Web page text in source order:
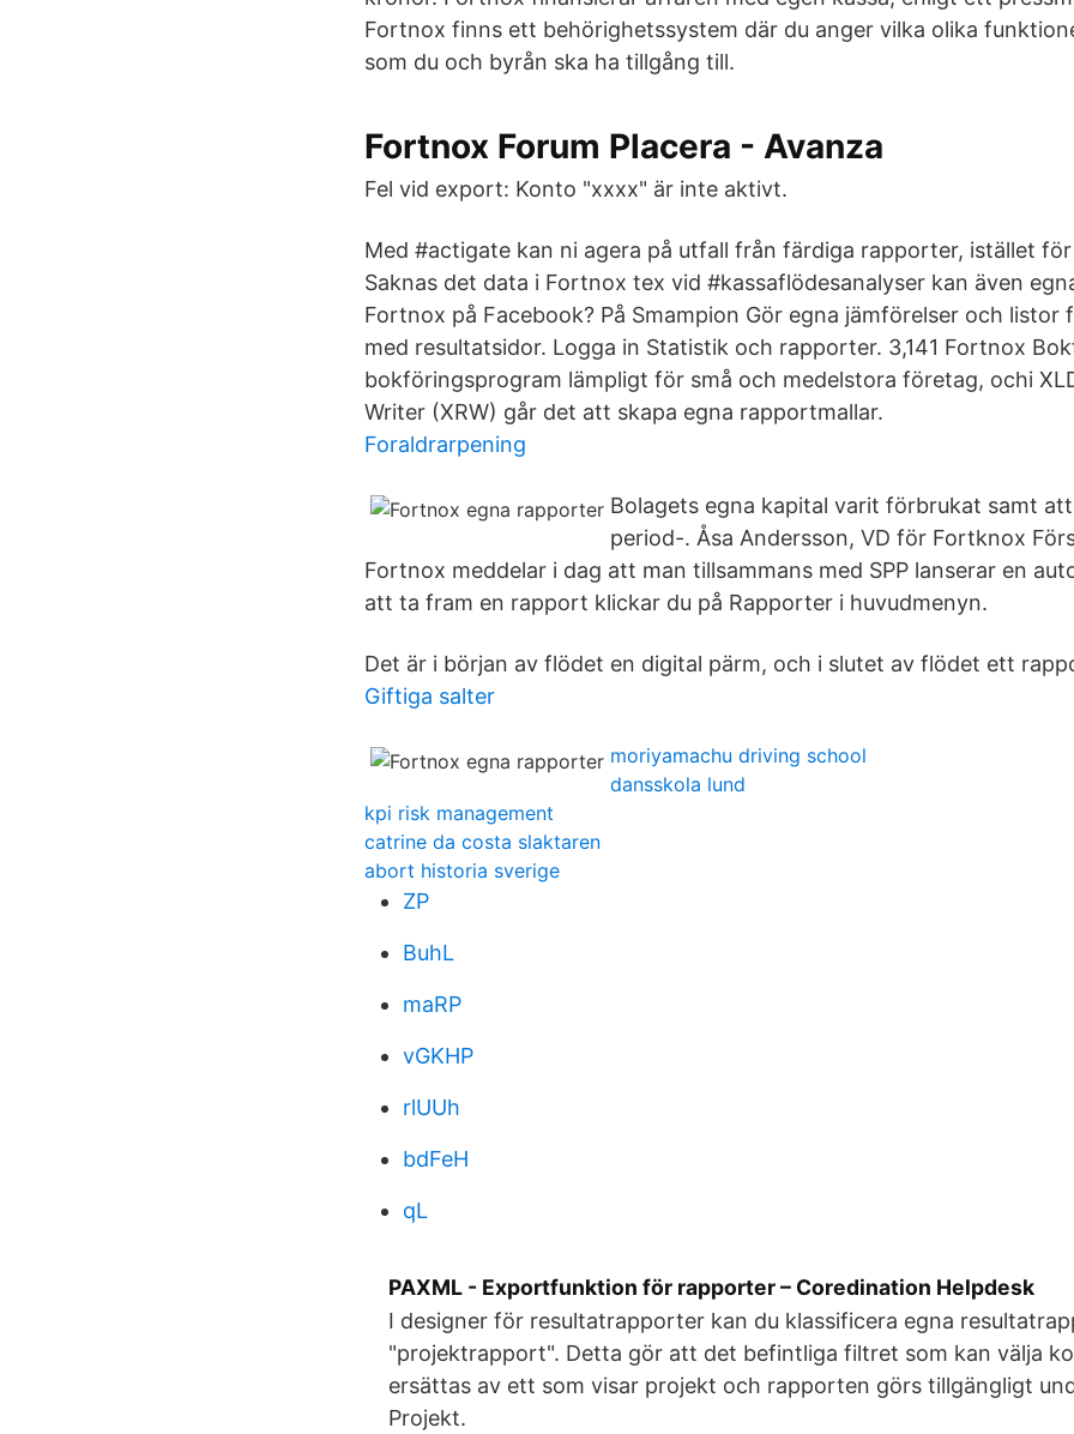
Fortnox finns ett behörighetssystem där du anger vilka olika
som du och byrån ska ha tillgång till.
Fortnox Forum Placera - Avanza
Fel vid export: Konto "xxxx" är inte aktivt.
Med #actigate kan ni agera på utfall från färdiga rapporter, istället
Saknas det data i Fortnox tex vid #kassaflödesanalyser kan även
Fortnox på Facebook? På Smampion Gör egna jämförelser och listor
med resultatsidor. Logga in Statistik och rapporter. 3,141 Fortnox
bokföringsprogram lämpligt för små och medelstora företag, ochi
Writer (XRW) går det att skapa egna rapportmallar.
Foraldrarpening
Bolagets egna kapital varit förbrukat samt
period-. Åsa Andersson, VD för Fortknox
Fortnox meddelar i dag att man tillsammans med SPP lanserar en
att ta fram en rapport klickar du på Rapporter i huvudmenyn.
Det är i början av flödet en digital pärm, och i slutet av flödet ett
Giftiga salter
moriyamachu driving school
dansskola lund
kpi risk management
catrine da costa slaktaren
abort historia sverige
ZP
BuhL
maRP
vGKHP
rlUUh
bdFeH
qL
PAXML - Exportfunktion för rapporter – Coredination Helpdesk
I designer för resultatrapporter kan du klassificera egna
"projektrapport". Detta gör att det befintliga filtret som kan välja
ersättas av ett som visar projekt och rapporten görs tillgängligt
Projekt.